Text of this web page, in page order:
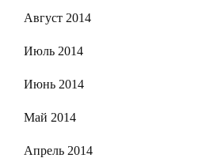
Август 2014
Июль 2014
Июнь 2014
Май 2014
Апрель 2014